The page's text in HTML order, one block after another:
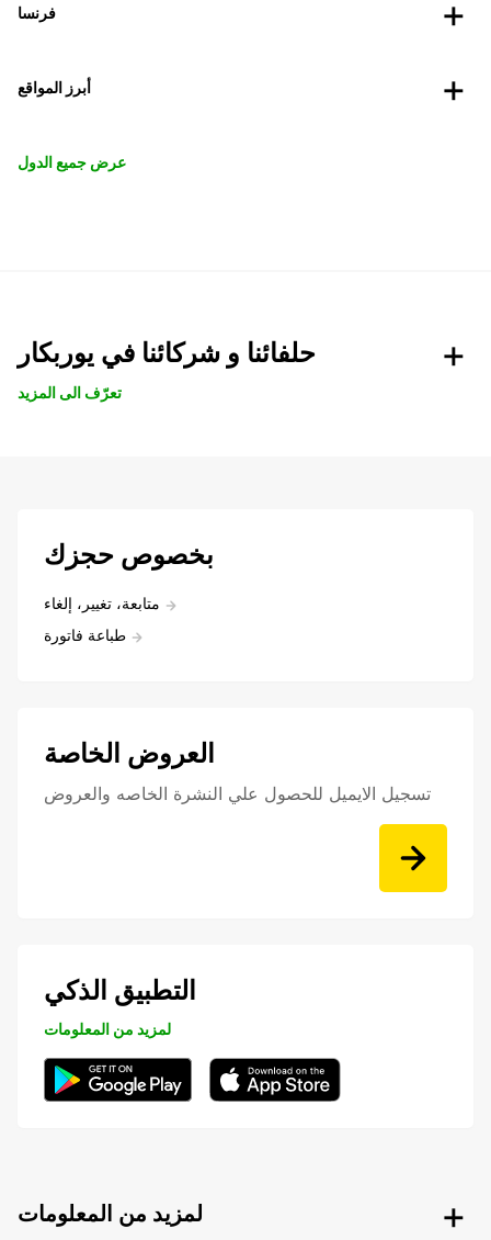
فرنسا
أبرز المواقع
عرض جميع الدول
حلفائنا و شركائنا في يوربكار
تعرّف الى المزيد
بخصوص حجزك
متابعة، تغيير، إلغاء
طباعة فاتورة
العروض الخاصة
تسجيل الايميل للحصول علي النشرة الخاصه والعروض
التطبيق الذكي
لمزيد من المعلومات
لمزيد من المعلومات